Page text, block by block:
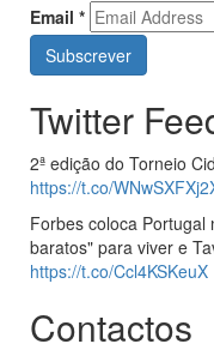
Email *
Twitter
2ª edição do Torneio
https://t.co/
Forbes coloca
baratos" para viver e
https://t.co/Ccl4KSKeuX
Contactos